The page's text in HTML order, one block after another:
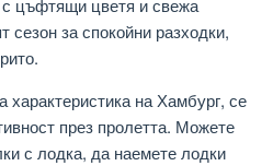
с цъфтящи цветя и свежа
сезон за спокойни разходки,
характеристика на Хамбург, се
през пролетта. Можете
с лодка, да наемете лодки